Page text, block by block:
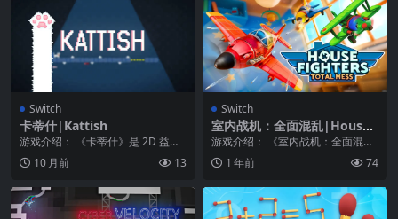
Switch
卡蒂什|Kattish
游戏介绍： 《卡蒂什》是 2D 益智
类游戏，我们的主角是一只非常可
爱的猫，但她必...
10 月前 13
Switch
室内战机：全面混乱|House
Fighters: Total Mess中文
游戏介绍： 《室内战机：全面混
乱》在这个充满怀旧的世界里，参
与快节奏的狗斗，对抗...
1 年前 74